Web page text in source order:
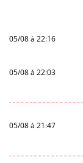
05/08 à 22:16
05/08 à 22:03
05/08 à 21:47